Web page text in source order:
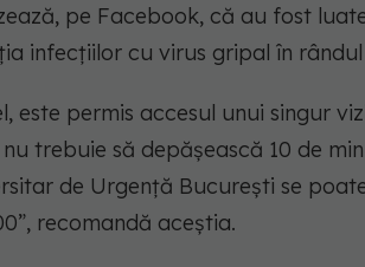
pe Facebook, că au fost
infecțiilor cu virus gripal în
este permis accesul unui singur
trebuie să depășească 10 de
de Urgență București se
recomandă aceștia.